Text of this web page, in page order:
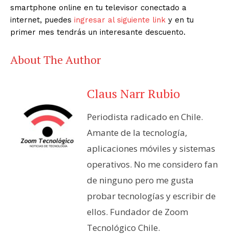
smartphone online en tu televisor conectado a
internet, puedes ingresar al siguiente link y en tu
primer mes tendrás un interesante descuento.
About The Author
Claus Narr Rubio
Periodista radicado en Chile.
Amante de la tecnología,
aplicaciones móviles y sistemas
operativos. No me considero fan
de ninguno pero me gusta
probar tecnologías y escribir de
ellos. Fundador de Zoom
Tecnológico Chile.